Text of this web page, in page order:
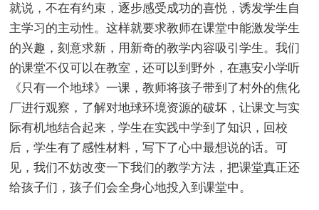
就说，不在有约束，逐步感受成功的喜悦，诱发学生自
主学习的主动性。这样就要求教师在课堂中能激发学生
的兴趣，刻意求新，用新奇的教学内容吸引学生。我们
的课堂不仅可以在教室，还可以到野外，在惠安小学听
《只有一个地球》一课，教师将孩子带到了村外的焦化
厂进行观察，了解对地球环境资源的破坏，让课文与实
际有机地结合起来，学生在实践中学到了知识，回校
后，学生有了感性材料，写下了心中最想说的话。可
见，我们不妨改变一下我们的教学方法，把课堂真正还
给孩子们，孩子们会全身心地投入到课堂中。